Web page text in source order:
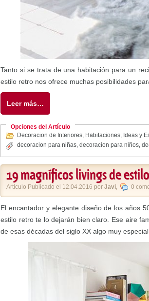
Tanto si se trata de una habitación para un
estilo retro nos ofrece muchas posibilidades
Leer más…
Opciones del Artículo
Decoracion de Interiores, Habitaciones, Ideas y
decoracion para niñas, decoracion para niños,
19 magníficos livings de
Artículo Publicado el 12.04.2016 por Javi, 0
El encantador y elegante diseño de los años
estilo retro te lo dejarán bien claro. Ese aire
de esas décadas del siglo XX algo muy especial.